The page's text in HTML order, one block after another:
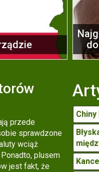
przede
sprawdzone
wciąż
plusem
jest fakt, że